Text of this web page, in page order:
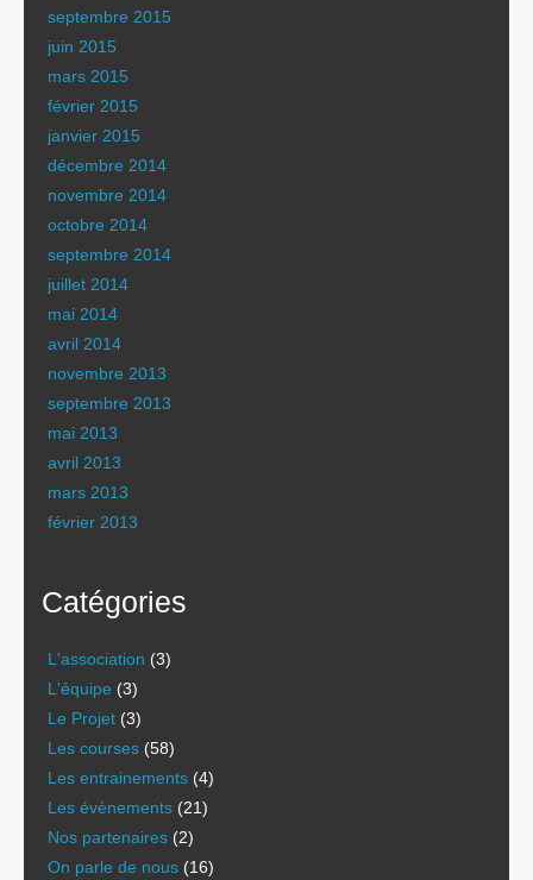
septembre 2015
juin 2015
mars 2015
février 2015
janvier 2015
décembre 2014
novembre 2014
octobre 2014
septembre 2014
juillet 2014
mai 2014
avril 2014
novembre 2013
septembre 2013
mai 2013
avril 2013
mars 2013
février 2013
Catégories
L'association (3)
L'équipe (3)
Le Projet (3)
Les courses (58)
Les entrainements (4)
Les évènements (21)
Nos partenaires (2)
On parle de nous (16)